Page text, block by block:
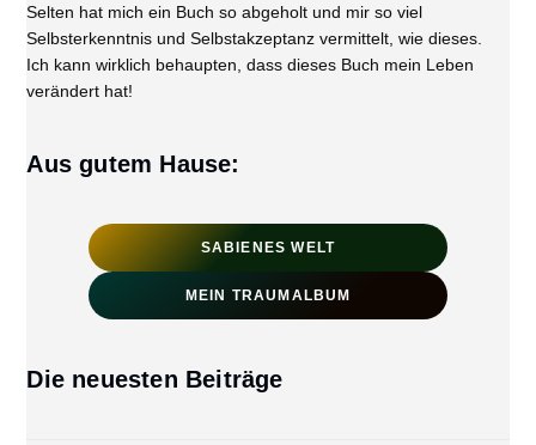
Selten hat mich ein Buch so abgeholt und mir so viel
Selbsterkenntnis und Selbstakzeptanz vermittelt, wie dieses.
Ich kann wirklich behaupten, dass dieses Buch mein Leben
verändert hat!
Aus gutem Hause:
SABIENES WELT
MEIN TRAUMALBUM
Die neuesten Beiträge